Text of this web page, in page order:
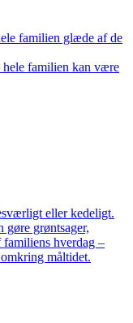
familien glæde af de
hele familien kan være
eller kedeligt.
grøntsager,
hverdag –
måltidet.